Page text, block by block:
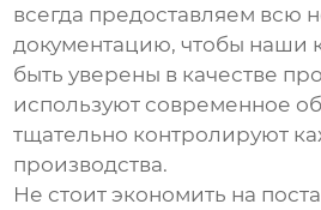
всегда предоставляем всю
документацию, чтобы наши
быть уверены в качестве
используют современное
тщательно контролируют
производства.
Не стоит экономить на